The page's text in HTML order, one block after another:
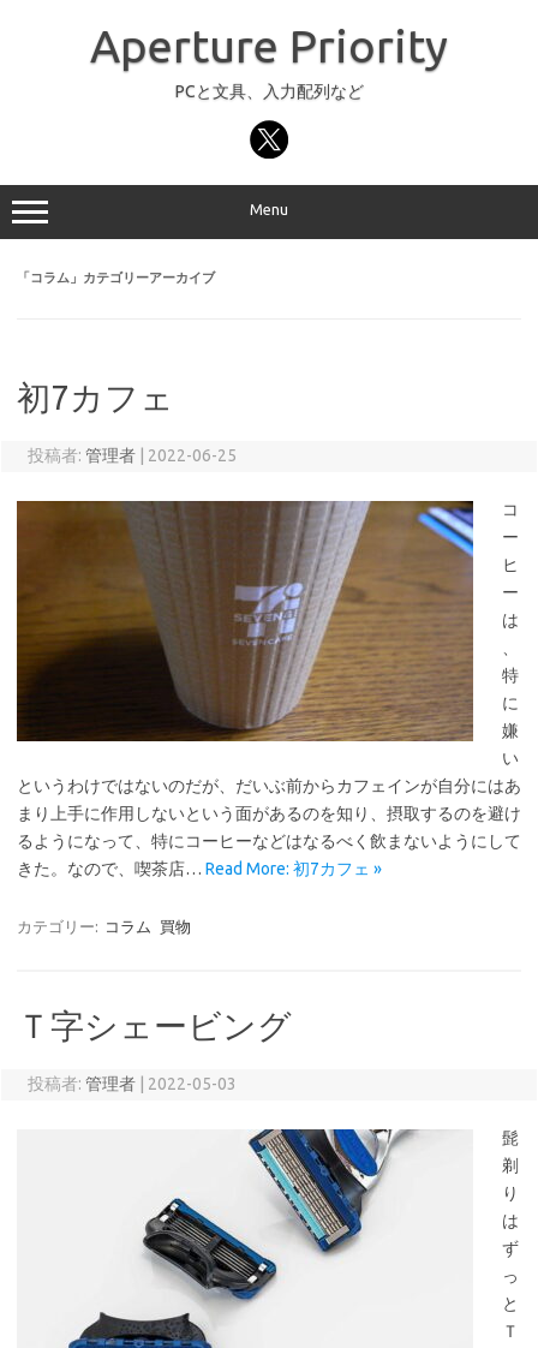
Aperture Priority
PCと文具、入力配列など
Menu
「コラム 」カテゴリーアーカイブ
初7カフェ
投稿者: 管理者 2022-06-25
コ
ー
ヒ
ー
は
特
に
嫌
い
というわけではないのだが、だいぶ前からカフェインが自分にはあ
まり上手に作用しないという面があるのを知り、摂取するのを避け
るようになって、特にコーヒーなどはなるべく飲まないようにして
きた。なので、喫茶店… Read More: 初7カフェ »
カテゴリー: コラム 買物
Ｔ字シェービング
投稿者: 管理者 2022-05-03
髭
剃
り
は
ず
っ
と
Ｔ